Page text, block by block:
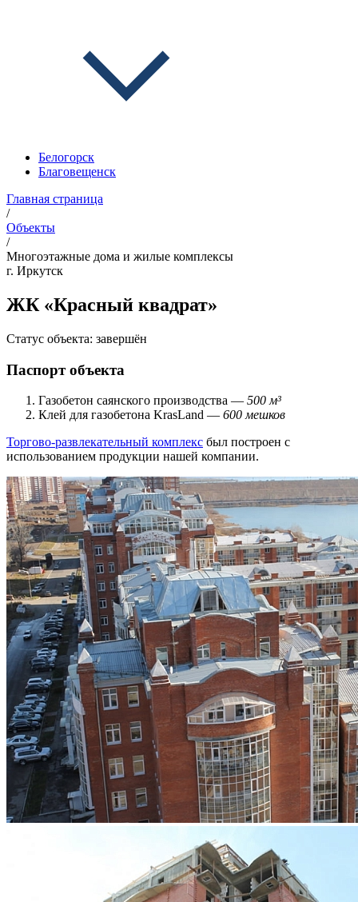
Белогорск
Благовещенск
Главная страница
/
Объекты
/
Многоэтажные дома и жилые комплексы
г. Иркутск
ЖК «Красный квадрат»
Статус объекта: завершён
Паспорт объекта
Газобетон саянского производства — 500 м³
Клей для газобетона KrasLand — 600 мешков
Торгово-развлекательный комплекс был построен с
использованием продукции нашей компании.